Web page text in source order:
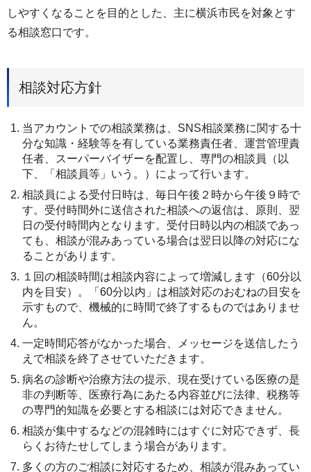
しやすくなることを目的とした、主に横浜市民を対象とす
る相談窓口です。
相談対応方針
当アカウントでの相談業務は、SNS相談業務に関する十
分な知識・経験等を有している業務責任者、運営管理責
任者、スーパーバイザーを配置し、専門の相談員（以
下、「相談員等」いう。）によって行います。
相談員による受付日時は、毎日午後２時から午後９時で
す。受付時間外に送信された相談への返信は、原則、翌
日の受付時間内となります。受付日時以内の相談であっ
ても、相談が混みあっている場合は翌日以降の対応にな
ることがあります。
１回の相談時間は相談内容によって増減します（60分以
内を目安）。「60分以内」は相談対応のおむねの目安を
示すもので、機械的に時間で終了するものではありませ
ん。
一定時間応答がなかった場合、メッセージを送信したう
えで相談を終了させていただきます。
病名の診断や治療方法の提示、現在受けている医療の是
非の判断等、医療行為にあたる内容並びに法律、税務等
の専門的知識を必要とする相談には対応できません。
相談が集中するなどの混雑時にはすぐに対応できず、長
らくお待たせしてしまう場合があります。
多くの方のご相談に対応するため、相談が混みあってい